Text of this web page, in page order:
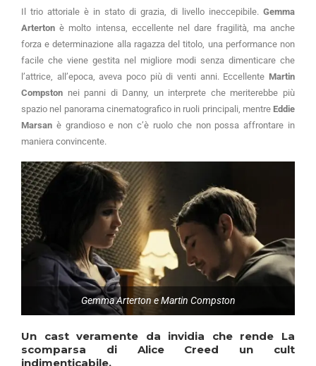
Il trio attoriale è in stato di grazia, di livello ineccepibile. Gemma
Arterton è molto intensa, eccellente nel dare fragilità, ma anche
forza e determinazione alla ragazza del titolo, una performance non
facile che viene gestita nel migliore modi senza dimenticare che
l’attrice, all’epoca, aveva poco più di venti anni. Eccellente Martin
Compston nei panni di Danny, un interprete che meriterebbe più
spazio nel panorama cinematografico in ruoli principali, mentre Eddie
Marsan è grandioso e non c’è ruolo che non possa affrontare in
maniera convincente.
Gemma Arterton e Martin Compston
Un cast veramente da invidia che rende La
scomparsa di Alice Creed un cult
indimenticabile.